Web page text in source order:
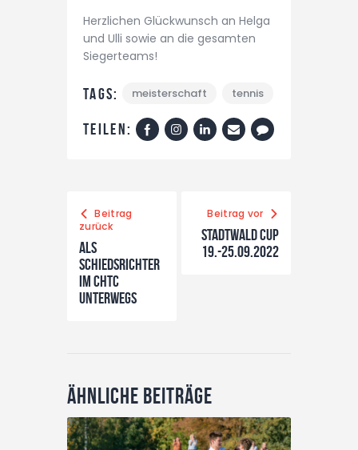
Herzlichen Glückwunsch an Helga
und Ulli sowie an die gesamten
Siegerteams!
Tags: meisterschaft tennis
Teilen:
Beitrag
zurück
Als
Schiedsrichter
im CHTC
unterwegs
Beitrag vor
Stadtwald Cup
19.-25.09.2022
Ähnliche Beiträge